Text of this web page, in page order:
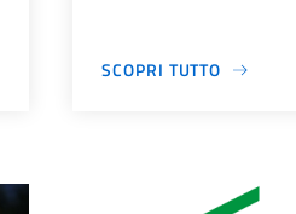
SCOPRI TUTTO